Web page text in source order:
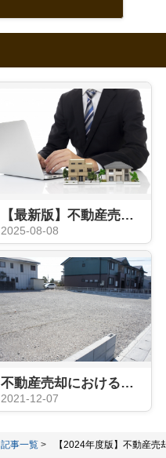
【最新版】不動産売却時の媒介契約とは？種類やおすすめのタイプをご紹介
2025-08-08
不動産売却における土地の譲渡とは？「贈与」や「相続」との違いをご紹介！
2021-12-07
記事一覧 【2024年度版】不動産